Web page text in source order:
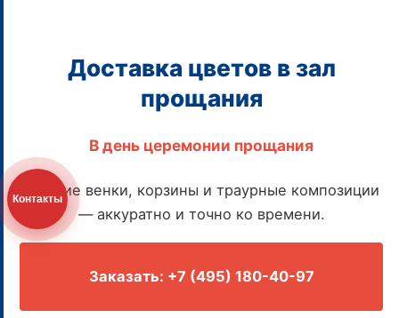
Доставка цветов в зал
прощания
В день церемонии прощания
Свежие венки, корзины и траурные композиции
— аккуратно и точно ко времени.
Заказать: +7 (495) 180-40-97
Контакты